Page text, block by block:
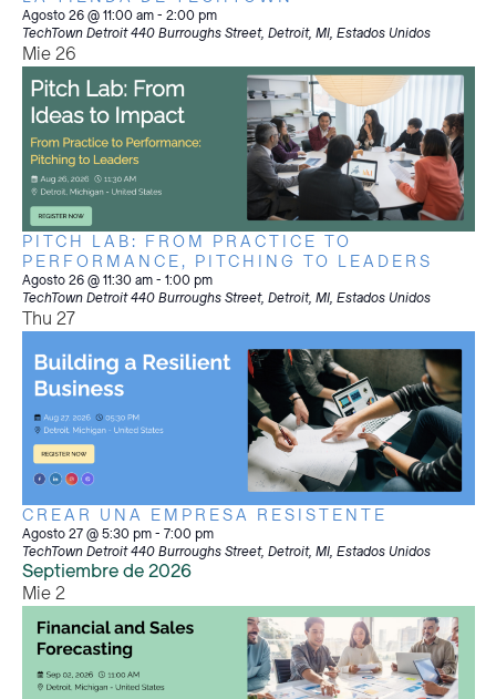
Agosto 26 @ 11:00 am- 2:00 pm
TechTown Detroit 440 Burroughs Street, Detroit, MI, Estados Unidos
Mie 26
PITCH LAB: FROM PRACTICE TO
PERFORMANCE, PITCHING TO LEADERS
Agosto 26 @ 11:30 am- 1:00 pm
TechTown Detroit 440 Burroughs Street, Detroit, MI, Estados Unidos
Thu 27
CREAR UNA EMPRESA RESISTENTE
Agosto 27 @ 5:30 pm- 7:00 pm
TechTown Detroit 440 Burroughs Street, Detroit, MI, Estados Unidos
Septiembre de 2026
Mie 2